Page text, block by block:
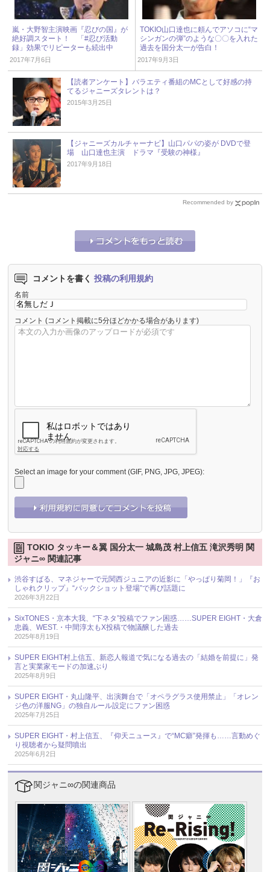
嵐・大野智主演映画『忍びの国』が
絶好調スタート！ 「#忍び活動
録」効果でリピーターも続出中
2017年7月6日
TOKIO山口達也に頼んでアソコに“マ
シンガンの弾”のような〇〇を入れた
過去を国分太一が告白！
2017年9月3日
【読者アンケート】バラエティ番組のMCとして好感の持
てるジャニーズタレントは？
2015年3月25日
【ジャニーズカルチャーナビ】山口パパの姿が DVDで登
場 山口達也主演 ドラマ『受験の神様』
2017年9月18日
Recommended by
コメントを書く 投稿の利用規約
名前
コメント (コメント掲載に5分ほどかかる場合があります)
Select an image for your comment (GIF, PNG, JPG, JPEG):
TOKIO タッキー＆翼 国分太一 城島茂 村上信五 滝沢秀明 関
ジャニ∞ 関連記事
渋谷すばる、マネジャーで元関西ジュニアの近影に「やっぱり菊岡！」『お
しゃれクリップ』“バックショット登場”で再び話題に
2026年3月22日
SixTONES・京本大我、“下ネタ”投稿でファン困惑……SUPER EIGHT・大倉
忠義、WEST.・中間淳太もX投稿で物議醸した過去
2025年8月19日
SUPER EIGHT村上信五、新恋人報道で気になる過去の「結婚を前提に」発
言と実業家モードの加速ぶり
2025年8月9日
SUPER EIGHT・丸山隆平、出演舞台で「オペラグラス使用禁止」「オレン
ジ色の洋服NG」の独自ルール設定にファン困惑
2025年7月25日
SUPER EIGHT・村上信五、『仰天ニュース』で“MC癖”発揮も……言動めぐ
り視聴者から疑問噴出
2025年6月2日
関ジャニ∞の関連商品